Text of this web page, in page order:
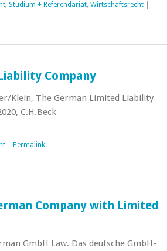
, Studium + Referendariat, Wirtschaftsrecht|
Company
Klein, The German Limited Liability
C.H.Beck
| Permalink
Company with Limited
GmbH Law. Das deutsche GmbH-